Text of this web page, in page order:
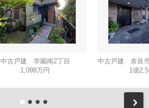
中古戸建 学園南2丁目
1,098万円
中古戸建 奈良
1億